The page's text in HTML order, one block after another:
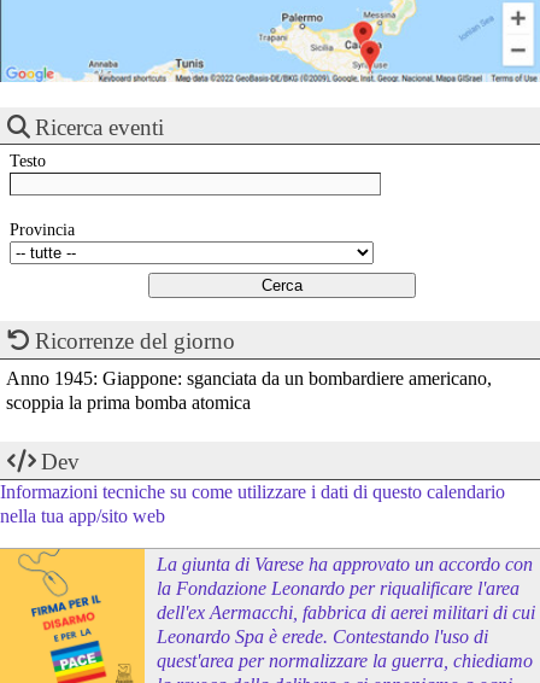
Ricerca eventi
Testo
Provincia
Ricorrenze del giorno
Anno 1945: Giappone: sganciata da un bombardiere americano,
scoppia la prima bomba atomica
Dev
Informazioni tecniche su come utilizzare i dati di questo calendario
nella tua app/sito web
La giunta di Varese ha approvato un accordo con
la Fondazione Leonardo per riqualificare l'area
dell'ex Aermacchi, fabbrica di aerei militari di cui
Leonardo Spa è erede. Contestando l'uso di
quest'area per normalizzare la guerra, chiediamo